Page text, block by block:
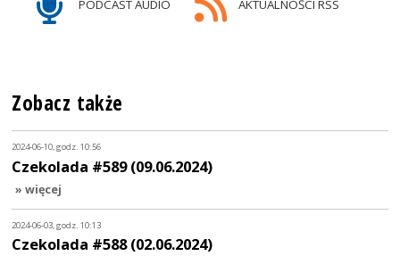
PODCAST AUDIO AKTUALNOŚCI RSS
Zobacz także
2024-06-10, godz. 10:56
Czekolada #589 (09.06.2024)
» więcej
2024-06-03, godz. 10:13
Czekolada #588 (02.06.2024)